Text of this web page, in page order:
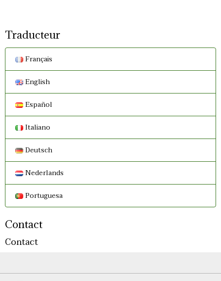
Traducteur
Français
English
Español
Italiano
Deutsch
Nederlands
Portuguesa
Contact
Contact